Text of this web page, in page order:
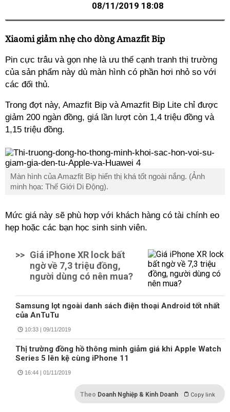
08/11/2019 18:08
Xiaomi giảm nhẹ cho dòng Amazfit Bip
Pin cực trâu và gọn nhẹ là ưu thế cạnh tranh thị trường
của sản phẩm này dù màn hình có phần hơi nhỏ so với
các đối thủ.
Trong đợt này, Amazfit Bip và Amazfit Bip Lite chỉ được
giảm 200 ngàn đồng, giá lần lượt còn 1,4 triệu đồng và
1,15 triệu đồng.
Màn hình của Amazfit Bip hiển thị khá tốt ngoài nắng. (Ảnh
minh họa: Thế Giới Di Động).
Mức giá này sẽ phù hợp với khách hàng có tài chính eo
hẹp hoặc các bạn học sinh sinh viên.
>> Giá iPhone XR lock bất
ngờ về 7,3 triệu đồng,
người dùng có nên mua?
Samsung lọt ngoài danh sách điện thoại Android tốt nhất
của AnTuTu
10:33 | 09/11/2019
Thị trường đồng hồ thông minh giảm giá khi Apple Watch
Series 5 lên kệ cùng iPhone 11
16:44 | 01/11/2019
Theo Doanh Nghiệp & Kinh Doanh Copy link